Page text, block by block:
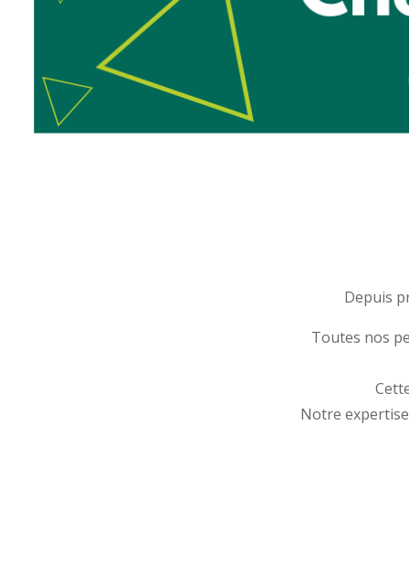
Depuis
Toutes nos
Notre